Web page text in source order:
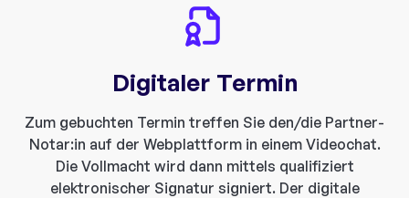
Digitaler Termin
Zum gebuchten Termin treffen Sie den/die Partner-
Notar:in auf der Webplattform in einem Videochat.
Die Vollmacht wird dann mittels qualifiziert
elektronischer Signatur signiert. Der digitale